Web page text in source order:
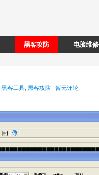
黑客攻防 电脑维修
黑客工具, 黑客攻防 暂无评论